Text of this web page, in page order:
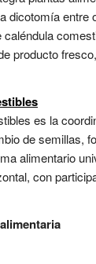
dicotomía
producto
es la
de semillas,
alimentario
con